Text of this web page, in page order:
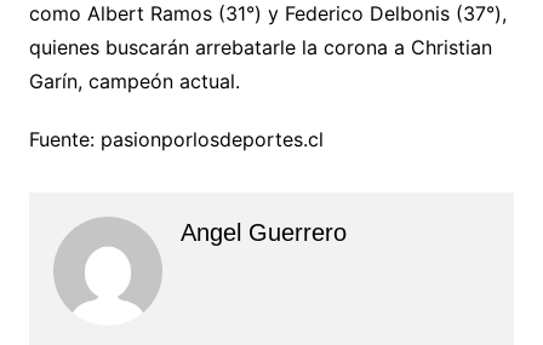
como Albert Ramos (31°) y Federico Delbonis (37°),
quienes buscarán arrebatarle la corona a Christian
Garín, campeón actual.
Fuente: pasionporlosdeportes.cl
Angel Guerrero